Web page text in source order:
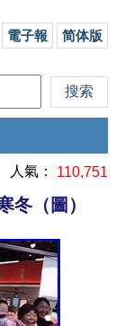
電子報 简体版
人氣： 110,751
冬（圖）